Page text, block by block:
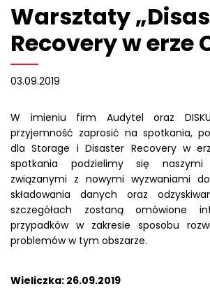
Warsztaty
Recovery w erze
03.09.2019
W imieniu firm Audytel oraz
przyjemność zaprosić na spotkania,
dla Storage i Disaster Recovery w
spotkania podzielimy się naszymi
związanymi z nowymi wyzwaniami
składowania danych oraz
szczegółach zostaną omówione
przypadków w zakresie sposobu
problemów w tym obszarze.
Wieliczka: 26.09.2019